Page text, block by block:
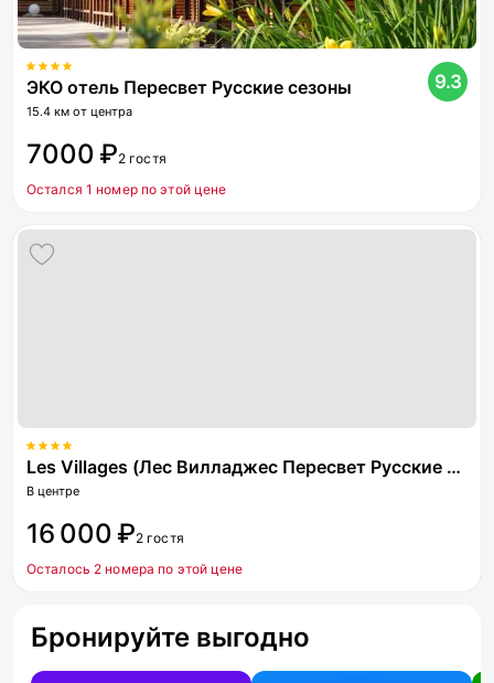
ЭКО отель Пересвет Русские сезоны
15.4 км от центра
9.3
7000 ₽2 гостя
Остался 1 номер по этой цене
Les Villages (Лес Вилладжес Пересвет Русские сезоны)
В центре
16 000 ₽2 гостя
Осталось 2 номера по этой цене
Бронируйте выгодно